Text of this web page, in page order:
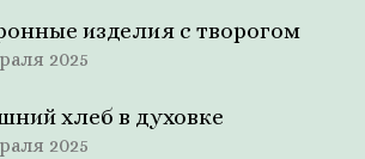
изделия с творогом
2025
хлеб в духовке
2025